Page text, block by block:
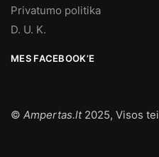
Privatumo politika
D. U. K.
MES FACEBOOK’E
© Ampertas.lt2025, Visos